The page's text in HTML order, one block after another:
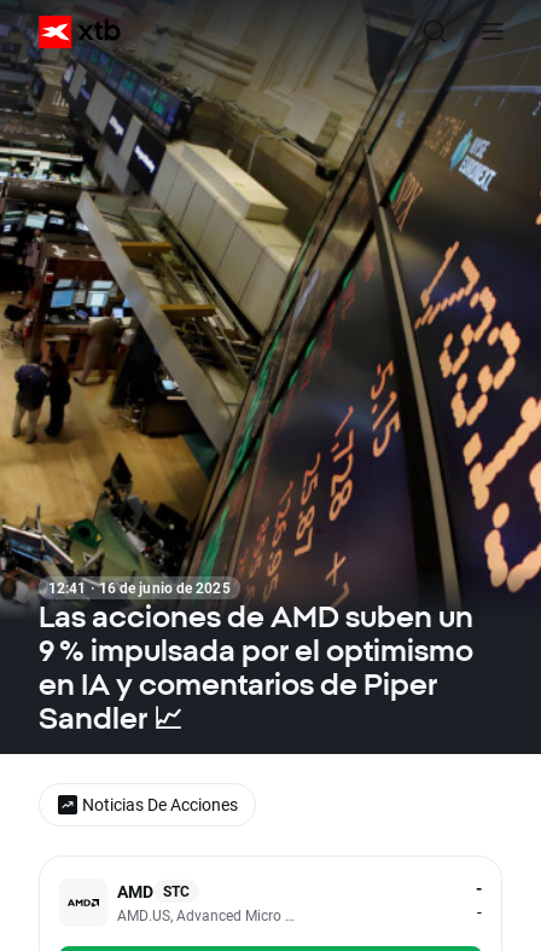
12:41 · 16 de junio de 2025
Las acciones de AMD suben un
9 % impulsada por el optimismo
en IA y comentarios de Piper
Sandler 📈
AMD STC
AMD.US, Advanced Micro Devices Inc
-
-
Noticias De Acciones